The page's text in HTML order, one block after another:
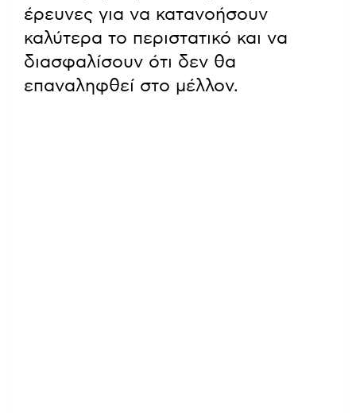
έρευνες για να κατανοήσουν
καλύτερα το περιστατικό και να
διασφαλίσουν ότι δεν θα
επαναληφθεί στο μέλλον.